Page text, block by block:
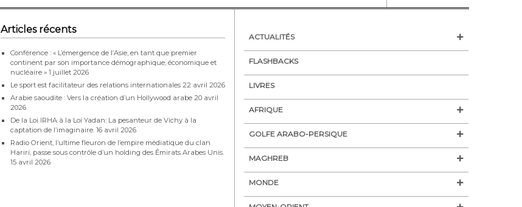
Articles récents
Conférence : « L’émergence de l’Asie, en tant que premier
continent par son importance démographique, économique et
nucléaire » 1 juillet 2026
Le sport est facilitateur des relations internationales 22 avril 2026
Arabie saoudite : Vers la création d’un Hollywood arabe 20 avril
2026
De la Loi IRHA à la Loi Yadan: La pesanteur de Vichy à la
captation de l’imaginaire. 16 avril 2026
Radio Orient, l’ultime fleuron de l’empire médiatique du clan
Hariri, passe sous contrôle d’un holding des Émirats Arabes Unis.
15 avril 2026
ACTUALITÉS
FLASHBACKS
LIVRES
AFRIQUE
GOLFE ARABO-PERSIQUE
MAGHREB
MONDE